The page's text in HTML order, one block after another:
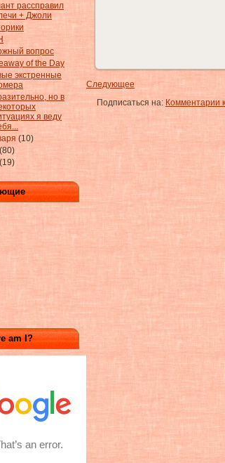
рассправил
+ Джоли
вопрос
of the Day
экстренные
но в
я веду
(10)
(80)
(19)
am I?
Следующее
Подписаться на: Комментарии